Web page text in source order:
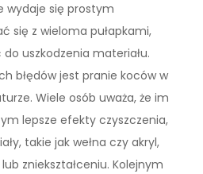
wydaje się prostym
się z wieloma pułapkami,
uszkodzenia materiału.
błędów jest pranie koców w
Wiele osób uważa, że im
lepsze efekty czyszczenia,
takie jak wełna czy akryl,
zniekształceniu. Kolejnym